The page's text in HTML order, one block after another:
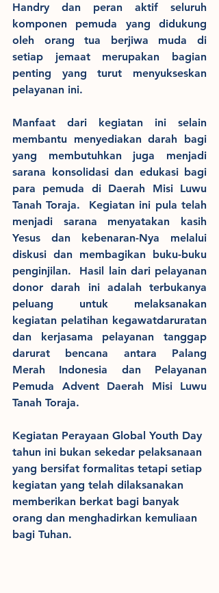
Handry dan peran aktif seluruh
komponen pemuda yang didukung
oleh orang tua berjiwa muda di
setiap jemaat merupakan bagian
penting yang turut menyukseskan
pelayanan ini.
Manfaat dari kegiatan ini selain
membantu menyediakan darah bagi
yang membutuhkan juga menjadi
sarana konsolidasi dan edukasi bagi
para pemuda di Daerah Misi Luwu
Tanah Toraja.  Kegiatan ini pula telah
menjadi sarana menyatakan kasih
Yesus dan kebenaran-Nya melalui
diskusi dan membagikan buku-buku
penginjilan.  Hasil lain dari pelayanan
donor darah ini adalah terbukanya
peluang untuk melaksanakan
kegiatan pelatihan kegawatdaruratan
dan kerjasama pelayanan tanggap
darurat bencana antara Palang
Merah Indonesia dan Pelayanan
Pemuda Advent Daerah Misi Luwu
Tanah Toraja.
Kegiatan Perayaan Global Youth Day
tahun ini bukan sekedar pelaksanaan
yang bersifat formalitas tetapi setiap
kegiatan yang telah dilaksanakan
memberikan berkat bagi banyak
orang dan menghadirkan kemuliaan
bagi Tuhan.